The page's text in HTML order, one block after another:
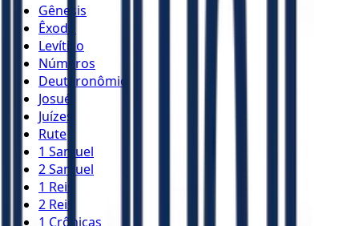
Gênesis
Êxodo
Levítico
Números
Deuteronômio
Josué
Juízes
Rute
1 Samuel
2 Samuel
1 Reis
2 Reis
1 Crônicas